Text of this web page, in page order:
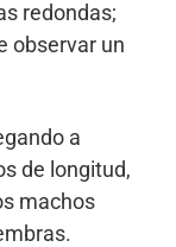
redondas;
observar un
a
de longitud,
machos